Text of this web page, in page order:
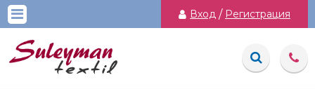
Вход / Регистрация